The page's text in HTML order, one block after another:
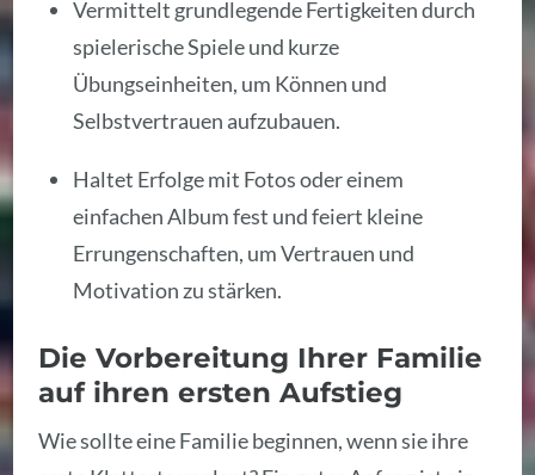
Vermittelt grundlegende Fertigkeiten durch
spielerische Spiele und kurze
Übungseinheiten, um Können und
Selbstvertrauen aufzubauen.
Haltet Erfolge mit Fotos oder einem
einfachen Album fest und feiert kleine
Errungenschaften, um Vertrauen und
Motivation zu stärken.
Die Vorbereitung Ihrer Familie
auf ihren ersten Aufstieg
Wie sollte eine Familie beginnen, wenn sie ihre